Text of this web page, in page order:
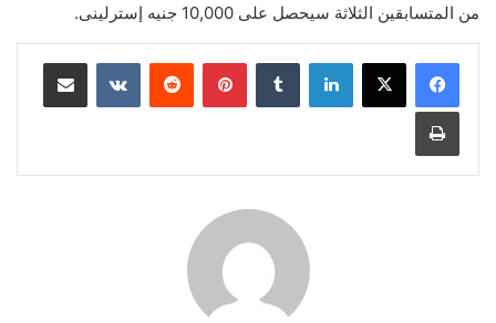
من المتسابقين الثلاثة سيحصل على 10,000 جنيه إسترلينى.
لينكدإن بينتيريست